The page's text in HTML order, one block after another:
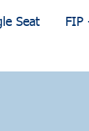
Seat
FIP